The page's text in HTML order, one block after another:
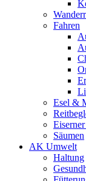
Fahren
Esel &
Säumen
AK Umwelt
Haltung